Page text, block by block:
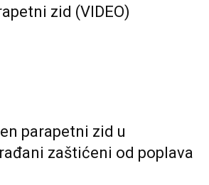
zid (VIDEO)
parapetni zid u
zaštićeni od poplava